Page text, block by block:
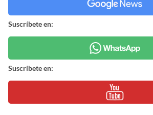
Suscríbete en:
Suscríbete en: